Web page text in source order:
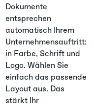
Dokumente
entsprechen
automatisch Ihrem
Unternehmensauftritt:
in Farbe, Schrift und
Logo. Wählen Sie
einfach das passende
Layout aus. Das
stärkt Ihr